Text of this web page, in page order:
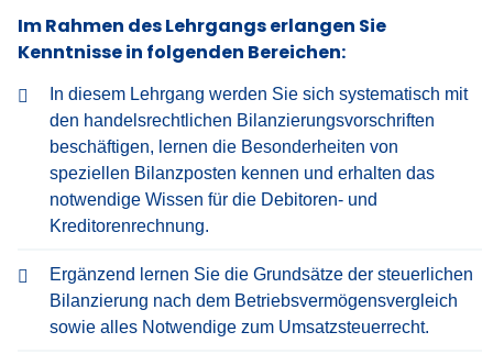
Im Rahmen des Lehrgangs erlangen Sie
Kenntnisse in folgenden Bereichen:
In diesem Lehrgang werden Sie sich systematisch mit
den handelsrechtlichen Bilanzierungsvorschriften
beschäftigen, lernen die Besonderheiten von
speziellen Bilanzposten kennen und erhalten das
notwendige Wissen für die Debitoren- und
Kreditorenrechnung.
Ergänzend lernen Sie die Grundsätze der steuerlichen
Bilanzierung nach dem Betriebsvermögensvergleich
sowie alles Notwendige zum Umsatzsteuerrecht.